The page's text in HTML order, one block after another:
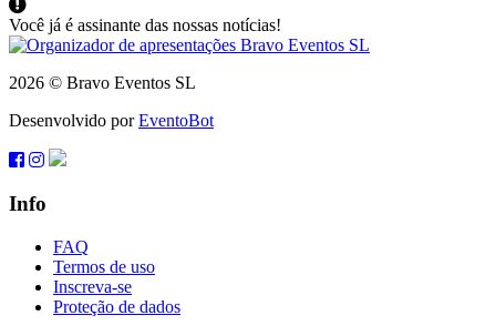
Você já é assinante das nossas notícias!
2026 © Bravo Eventos SL
Desenvolvido porEventoBot
Info
FAQ
Termos de uso
Inscreva-se
Proteção de dados